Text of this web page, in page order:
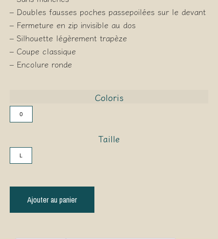
– Doubles fausses poches passepoilées sur le devant
– Fermeture en zip invisible au dos
– Silhouette légèrement trapèze
– Coupe classique
– Encolure ronde
Coloris
0
Taille
L
Ajouter au panier